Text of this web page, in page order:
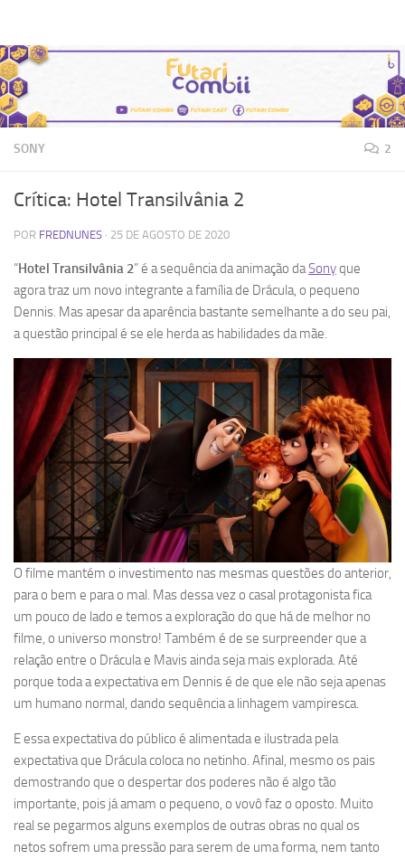
SONY 2
Crítica: Hotel Transilvânia 2
POR FREDNUNES · 25 DE AGOSTO DE 2020
“Hotel Transilvânia 2” é a sequência da animação daSonyque
agora traz um novo integrante a família de Drácula, o pequeno
Dennis. Mas apesar da aparência bastante semelhante a do seu pai,
a questão principal é se ele herda as habilidades da mãe.
O filme mantém o investimento nas mesmas questões do anterior,
para o bem e para o mal. Mas dessa vez o casal protagonista fica
um pouco de lado e temos a exploração do que há de melhor no
filme, o universo monstro! Também é de se surpreender que a
relação entre o Drácula e Mavis ainda seja mais explorada. Até
porque toda a expectativa em Dennis é de que ele não seja apenas
um humano normal, dando sequência a linhagem vampiresca.
E essa expectativa do público é alimentada e ilustrada pela
expectativa que Drácula coloca no netinho. Afinal, mesmo os pais
demostrando que o despertar dos poderes não é algo tão
importante, pois já amam o pequeno, o vovô faz o oposto. Muito
real se pegarmos alguns exemplos de outras obras no qual os
netos sofrem uma pressão para serem de uma forma, nem tanto